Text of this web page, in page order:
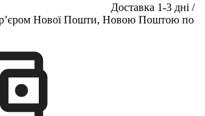
Доставка 1-3 дні /
Нової Пошти, Новою Поштою по